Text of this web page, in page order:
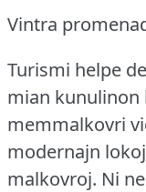
Vintra
Turismi helpe
mian kunulinon
memmalkovri
modernajn
malkovroj. Ni